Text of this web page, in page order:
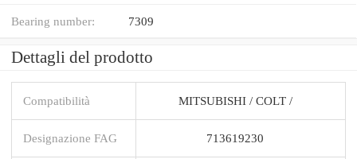
Bearing number: 7309
Dettagli del prodotto
Compatibilità MITSUBISHI / COLT /
Designazione FAG 713619230